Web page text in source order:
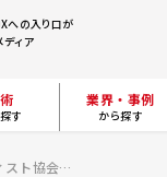
への入り口が
ディア
す
業界・事例
から探す
【DX事例】データサイエンティスト協会に聞く、「データサイエンスの社会実装」のこれまでとこれから～DOORS -BrainPad DX Conference- 2023 テーマ別 企業DX対談～